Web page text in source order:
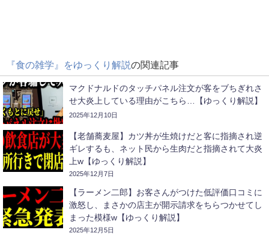
『食の雑学』をゆっくり解説の関連記事
マクドナルドのタッチパネル注文が客をブちぎれさ
せ大炎上している理由がこちら…【ゆっくり解説】
2025年12月10日
【老舗蕎麦屋】カツ丼が生焼けだと客に指摘され逆
ギレするも、ネット民から生肉だと指摘されて大炎
上w【ゆっくり解説】
2025年12月7日
【ラーメン二郎】お客さんがつけた低評価口コミに
激怒し、まさかの店主が開示請求をちらつかせてし
まった模様w【ゆっくり解説】
2025年12月5日